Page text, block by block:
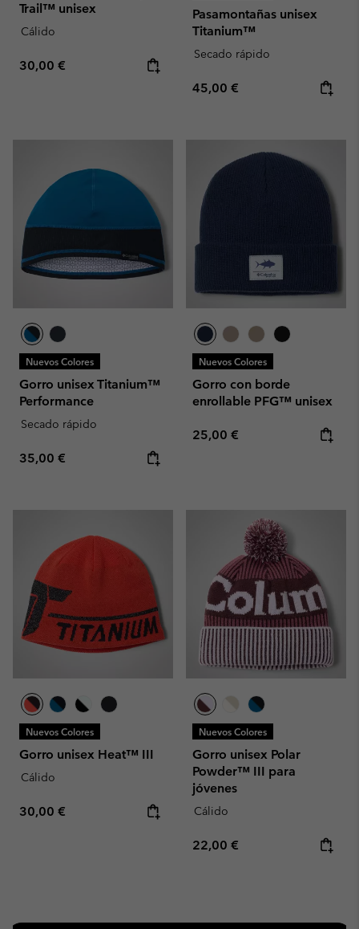
Trail™ unisex
Cálido
Regular price:
30,00 €
Pasamontañas unisex
Titanium™
Secado rápido
Regular price:
45,00 €
Nuevos Colores
Gorro unisex Titanium™
Performance
Secado rápido
Regular price:
35,00 €
Nuevos Colores
Gorro con borde
enrollable PFG™ unisex
Regular price:
25,00 €
Nuevos Colores
Gorro unisex Heat™ III
Cálido
Regular price:
30,00 €
Nuevos Colores
Gorro unisex Polar
Powder™ III para
jóvenes
Cálido
Regular price:
22,00 €